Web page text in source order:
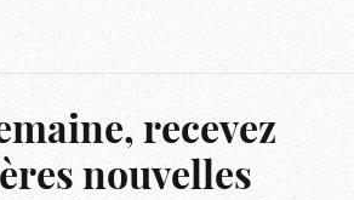
recevez
nouvelles